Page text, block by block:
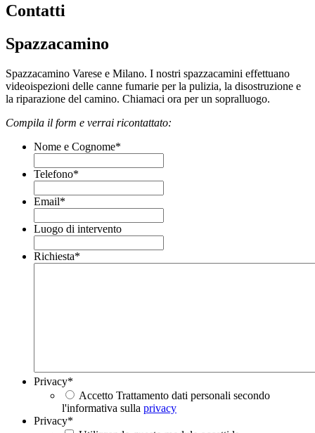
Contatti
Spazzacamino
Spazzacamino Varese e Milano. I nostri spazzacamini effettuano
videoispezioni delle canne fumarie per la pulizia, la disostruzione e
la riparazione del camino. Chiamaci ora per un sopralluogo.
Compila il form e verrai ricontattato:
Nome e Cognome*
Telefono*
Email*
Luogo di intervento
Richiesta*
Privacy*
Accetto Trattamento dati personali secondo
l'informativa sulla privacy
Privacy*